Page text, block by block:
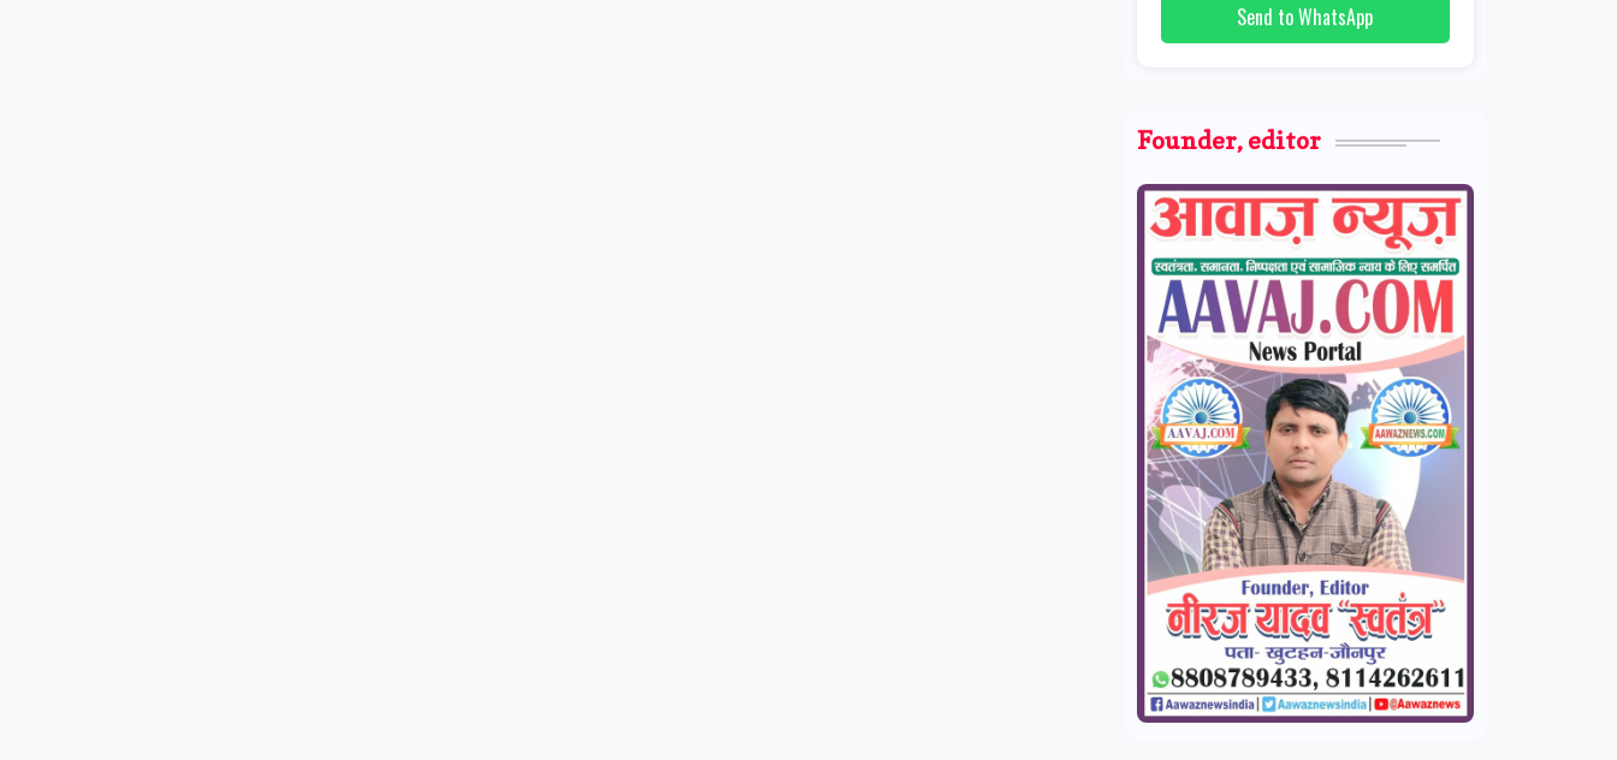
Send to WhatsApp
Founder, editor